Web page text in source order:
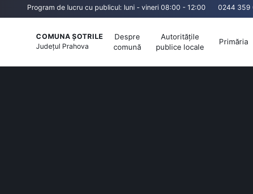
Program de lucru cu publicul: luni - vineri 08:00 - 12:00 0244 359
COMUNA ȘOTRILE
Județul Prahova
Despre
comună
Autoritățile
publice locale
Primăria